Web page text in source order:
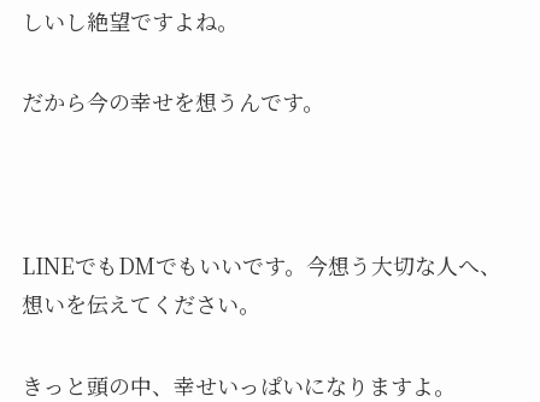
しいし絶望ですよね。
だから今の幸せを想うんです。
LINEでもDMでもいいです。今想う大切な人へ、
想いを伝えてください。
きっと頭の中、幸せいっぱいになりますよ。